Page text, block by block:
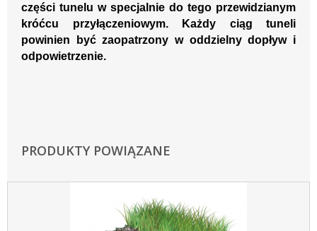
części tunelu w specjalnie do tego przewidzianym
króćcu przyłączeniowym. Każdy ciąg tuneli
powinien być zaopatrzony w oddzielny dopływ i
odpowietrzenie.
PRODUKTY POWIĄZANE